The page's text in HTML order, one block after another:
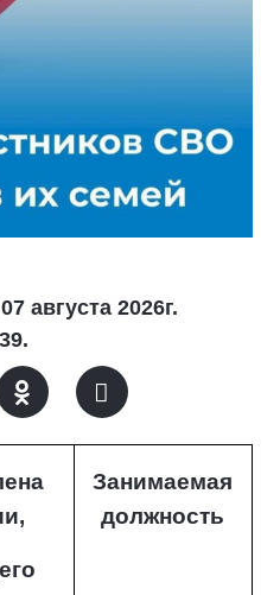
августа 2026г.
Занимаемая
должность